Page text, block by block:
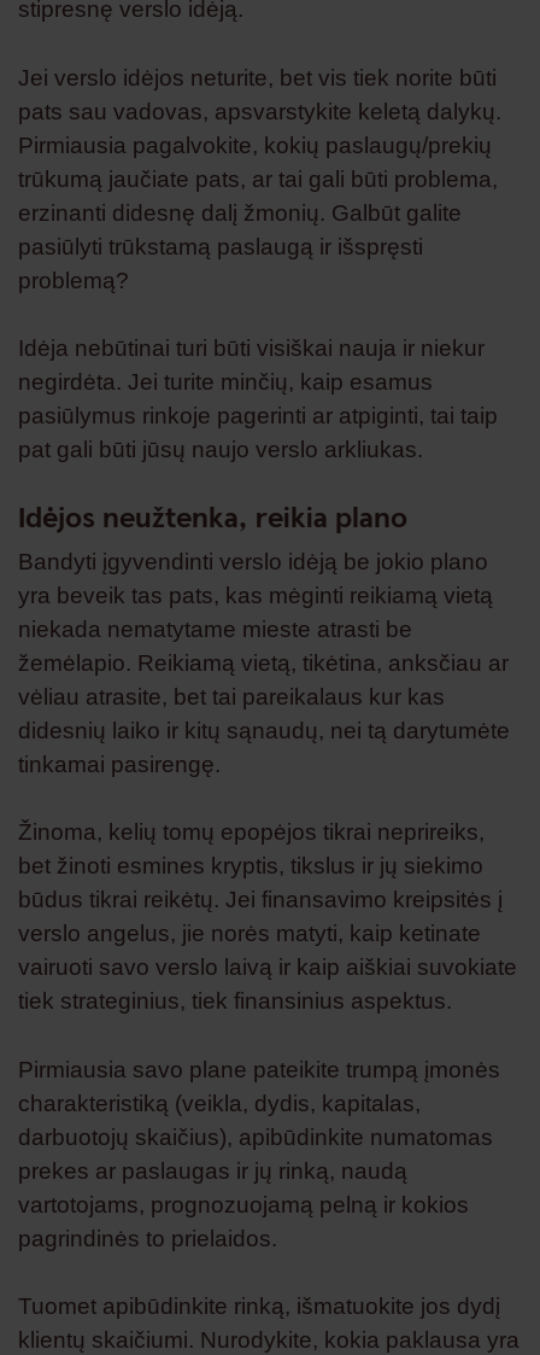
stipresnę verslo idėją.
Jei verslo idėjos neturite, bet vis tiek norite būti
pats sau vadovas, apsvarstykite keletą dalykų.
Pirmiausia pagalvokite, kokių paslaugų/prekių
trūkumą jaučiate pats, ar tai gali būti problema,
erzinanti didesnę dalį žmonių. Galbūt galite
pasiūlyti trūkstamą paslaugą ir išspręsti
problemą?
Idėja nebūtinai turi būti visiškai nauja ir niekur
negirdėta. Jei turite minčių, kaip esamus
pasiūlymus rinkoje pagerinti ar atpiginti, tai taip
pat gali būti jūsų naujo verslo arkliukas.
Idėjos neužtenka, reikia plano
Bandyti įgyvendinti verslo idėją be jokio plano
yra beveik tas pats, kas mėginti reikiamą vietą
niekada nematytame mieste atrasti be
žemėlapio. Reikiamą vietą, tikėtina, anksčiau ar
vėliau atrasite, bet tai pareikalaus kur kas
didesnių laiko ir kitų sąnaudų, nei tą darytumėte
tinkamai pasirengę.
Žinoma, kelių tomų epopėjos tikrai neprireiks,
bet žinoti esmines kryptis, tikslus ir jų siekimo
būdus tikrai reikėtų. Jei finansavimo kreipsitės į
verslo angelus, jie norės matyti, kaip ketinate
vairuoti savo verslo laivą ir kaip aiškiai suvokiate
tiek strateginius, tiek finansinius aspektus.
Pirmiausia savo plane pateikite trumpą įmonės
charakteristiką (veikla, dydis, kapitalas,
darbuotojų skaičius), apibūdinkite numatomas
prekes ar paslaugas ir jų rinką, naudą
vartotojams, prognozuojamą pelną ir kokios
pagrindinės to prielaidos.
Tuomet apibūdinkite rinką, išmatuokite jos dydį
klientų skaičiumi. Nurodykite, kokia paklausa yra